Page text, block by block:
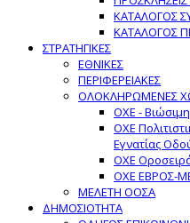
ΚΑΤΑΛΟΓΟΣ
ΚΑΤΑΛΟΓΟΣ
ΣΤΡΑΤΗΓΙΚΕΣ
ΕΘΝΙΚΕΣ
ΠΕΡΙΦΕΡΕΙΑΚΕΣ
ΟΛΟΚΛΗΡΩΜΕΝΕΣ
ΟΧΕ -
ΟΧΕ
Εγνατίας
ΟΧΕ
ΟΧΕ ΕΒΡΟΣ-
ΜΕΛΕΤΗ ΟΟΣΑ
ΔΗΜΟΣΙΟΤΗΤΑ